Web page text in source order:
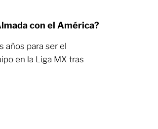
con el América?
años para ser el
en la Liga MX tras